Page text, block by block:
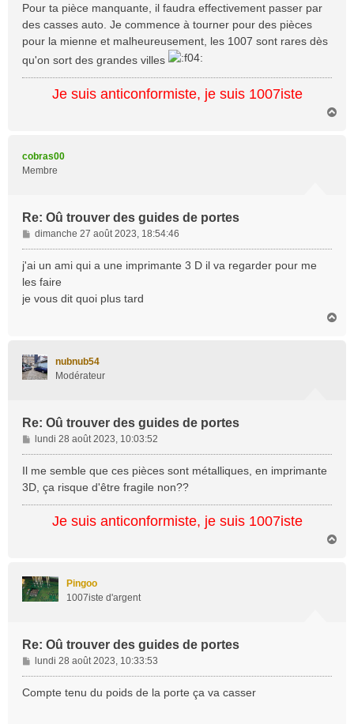
a
g
e
Pour ta pièce manquante, il faudra effectivement passer par
des casses auto. Je commence à tourner pour des pièces
pour la mienne et malheureusement, les 1007 sont rares dès
qu'on sort des grandes villes
Je suis anticonformiste, je suis 1007iste
cobras00
Membre
Re: Oû trouver des guides de portes
M
e
s
a
g
dimanche 27 août 2023, 18:54:46
j'ai un ami qui a une imprimante 3 D il va regarder pour me
les faire
je vous dit quoi plus tard
nubnub54
Modérateur
Re: Oû trouver des guides de portes
M
e
s
s
a
g
lundi 28 août 2023, 10:03:52
Il me semble que ces pièces sont métalliques, en imprimante
3D, ça risque d'être fragile non??
Je suis anticonformiste, je suis 1007iste
Pingoo
1007iste d'argent
Re: Oû trouver des guides de portes
M
e
s
lundi 28 août 2023, 10:33:53
Compte tenu du poids de la porte ça va casser